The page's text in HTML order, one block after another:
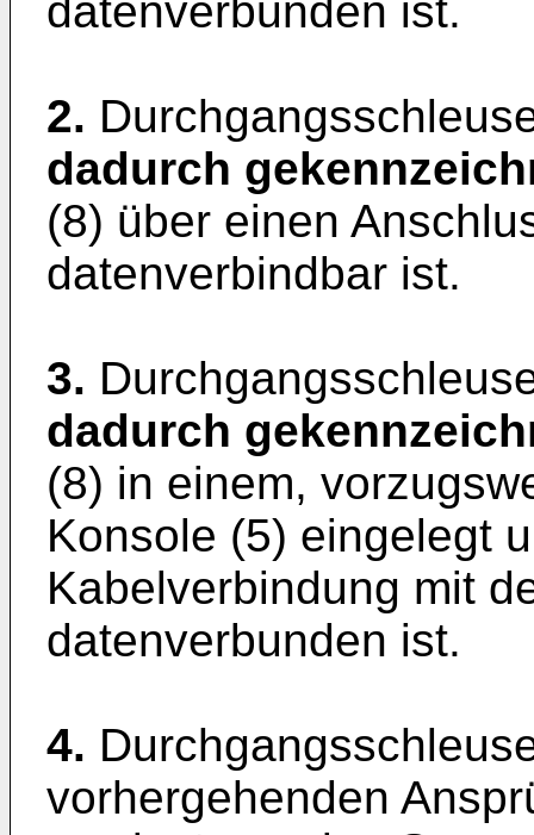
datenverbunden ist.
2.
dadurch
(8) über einen
datenverbindbar ist.
3.
dadurch
(8) in einem,
Konsole (5) eingelegt
Kabelverbindung mit
datenverbunden ist.
4.
vorhergehenden